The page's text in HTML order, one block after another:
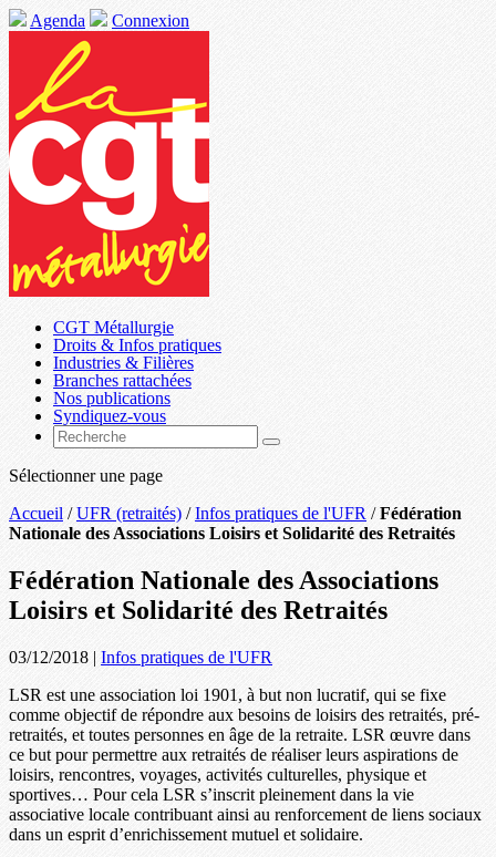
Agenda Connexion
CGT Métallurgie
Droits & Infos pratiques
Industries & Filières
Branches rattachées
Nos publications
Syndiquez-vous
Sélectionner une page
Accueil /UFR (retraités) /Infos pratiques de l'UFR /Fédération
Nationale des Associations Loisirs et Solidarité des Retraités
Fédération Nationale des Associations
Loisirs et Solidarité des Retraités
03/12/2018 | Infos pratiques de l'UFR
LSR est une association loi 1901, à but non lucratif, qui se fixe
comme objectif de répondre aux besoins de loisirs des retraités, pré-
retraités, et toutes personnes en âge de la retraite. LSR œuvre dans
ce but pour permettre aux retraités de réaliser leurs aspirations de
loisirs, rencontres, voyages, activités culturelles, physique et
sportives… Pour cela LSR s’inscrit pleinement dans la vie
associative locale contribuant ainsi au renforcement de liens sociaux
dans un esprit d’enrichissement mutuel et solidaire.